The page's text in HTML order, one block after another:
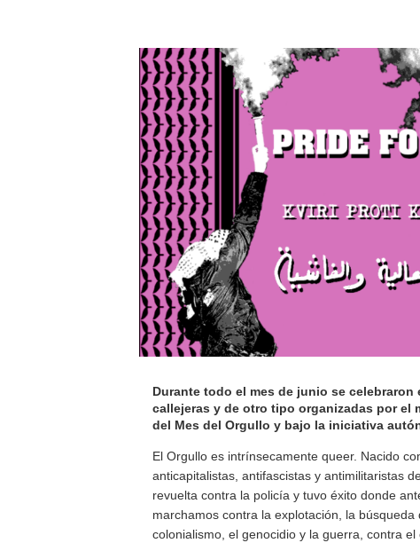
Durante todo el mes de junio se
callejeras y de otro tipo organizadas por el
del Mes del Orgullo y bajo la iniciativa
El Orgullo es intrínsecamente queer. Nacido
anticapitalistas, antifascistas y antimilitaristas
revuelta contra la policía y tuvo éxito donde
marchamos contra la explotación, la
colonialismo, el genocidio y la guerra, contra